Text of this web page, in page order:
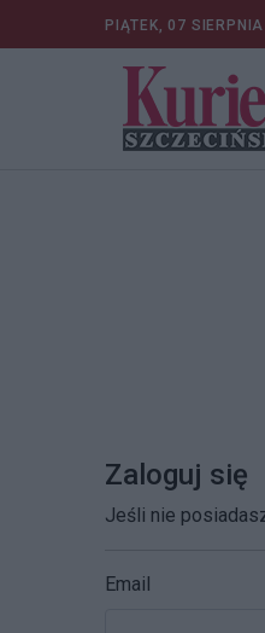
PIĄTEK, 07
Zaloguj się
Jeśli nie
Email